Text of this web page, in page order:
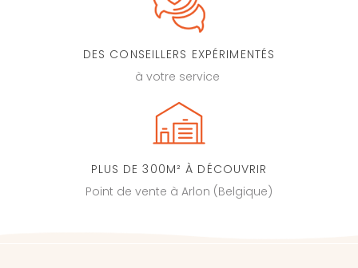
DES CONSEILLERS EXPÉRIMENTÉS
à votre service
PLUS DE 300M² À DÉCOUVRIR
Point de vente à Arlon (Belgique)